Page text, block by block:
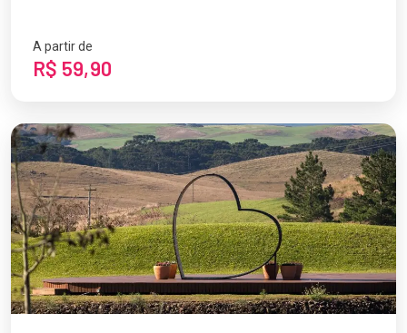
A partir de
R$ 59,90